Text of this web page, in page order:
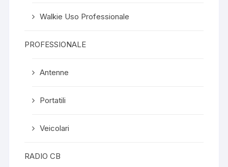
Walkie Uso Professionale
PROFESSIONALE
Antenne
Portatili
Veicolari
RADIO CB